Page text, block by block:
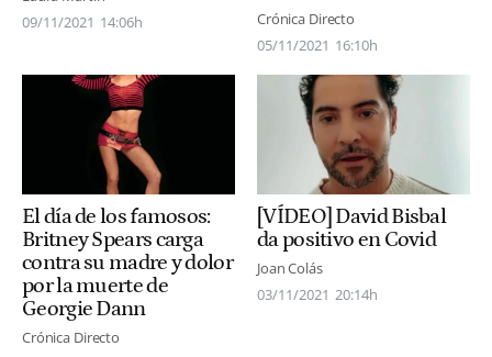
09/11/2021 14:06h
Crónica Directo
05/11/2021 16:10h
El día de los famosos:
Britney Spears carga
contra su madre y dolor
por la muerte de
Georgie Dann
Crónica Directo
[VÍDEO] David Bisbal
da positivo en Covid
Joan Colás
03/11/2021 20:14h